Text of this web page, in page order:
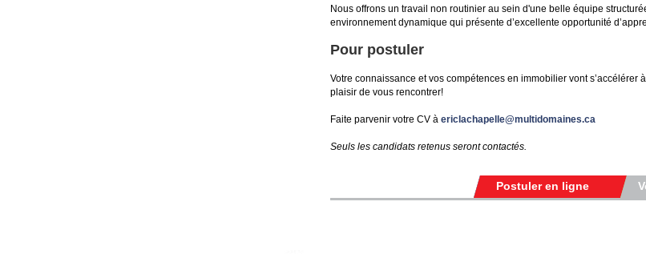
Nous offrons un travail non routinier au sein d'une belle équipe
environnement dynamique qui présente d’excellente opportunité
Pour postuler
Votre connaissance et vos compétences en immobilier vont
plaisir de vous rencontrer!
Faite parvenir votre CV à ericlachapelle@multidomaines.ca
Seuls les candidats retenus seront contactés.
Postuler en ligne